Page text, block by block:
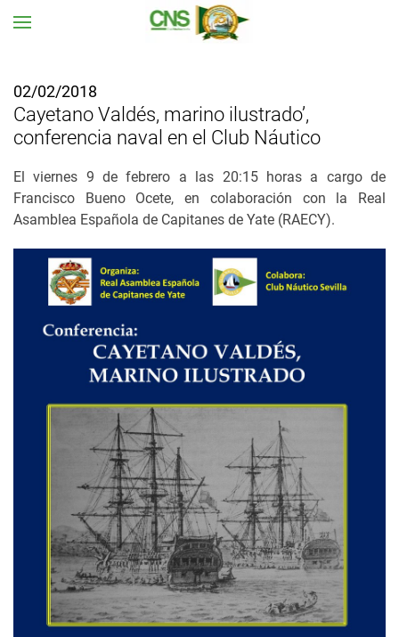
02/02/2018
Cayetano Valdés, marino ilustrado’,
conferencia naval en el Club Náutico
El viernes 9 de febrero a las 20:15 horas a cargo de
Francisco Bueno Ocete, en colaboración con la Real
Asamblea Española de Capitanes de Yate (RAECY).